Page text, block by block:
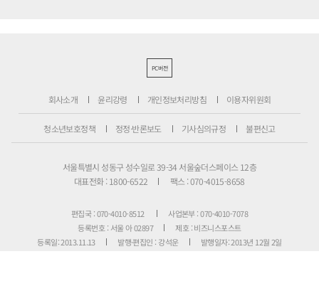
PC버전
회사소개 윤리강령 개인정보처리방침 이용자위원회
청소년보호정책 정정·반론보도 기사심의규정 불편신고
서울특별시 성동구 성수일로 39-34 서울숲더스페이스 12층
대표전화 : 1800-6522
팩스 : 070-4015-8658
편집국 : 070-4010-8512
사업본부 : 070-4010-7078
등록번호 : 서울 아 02897
제호 : 비즈니스포스트
등록일: 2013.11.13
발행·편집인 : 강석운
발행일자: 2013년 12월 2일